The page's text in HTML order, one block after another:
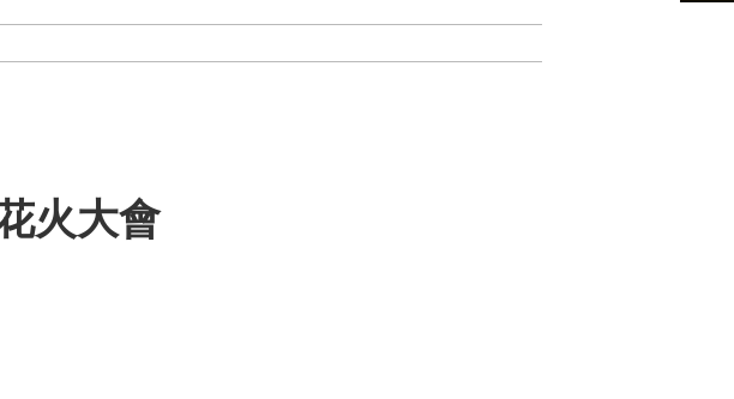
火大會